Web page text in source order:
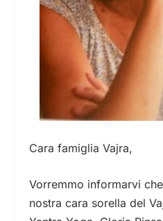
Cara famiglia Vajra,
Vorremmo informarvi
nostra cara sorella del